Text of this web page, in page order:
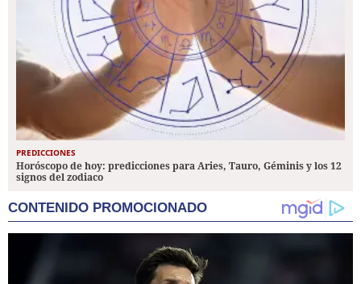
PREDICCIONES
Horóscopo de hoy: predicciones para Aries, Tauro, Géminis y los 12
signos del zodiaco
CONTENIDO PROMOCIONADO